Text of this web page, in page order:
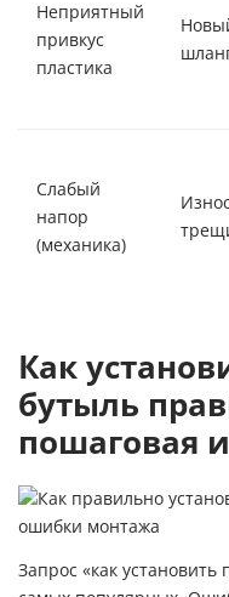
Неприятный
привкус
пластика
Слабый
напор
(механика)
Как
бутыль
пошаговая
Запрос «как